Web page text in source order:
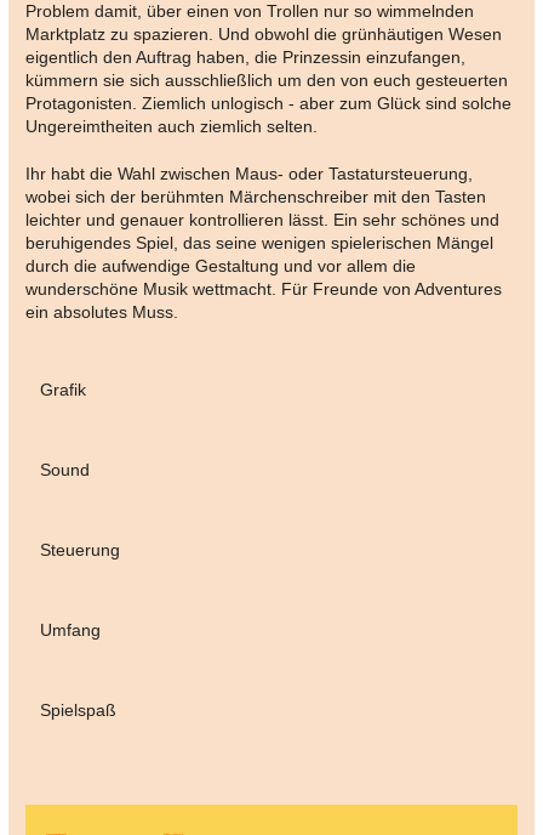
Problem damit, über einen von Trollen nur so wimmelnden
Marktplatz zu spazieren. Und obwohl die grünhäutigen Wesen
eigentlich den Auftrag haben, die Prinzessin einzufangen,
kümmern sie sich ausschließlich um den von euch gesteuerten
Protagonisten. Ziemlich unlogisch - aber zum Glück sind solche
Ungereimtheiten auch ziemlich selten.
Ihr habt die Wahl zwischen Maus- oder Tastatursteuerung,
wobei sich der berühmten Märchenschreiber mit den Tasten
leichter und genauer kontrollieren lässt. Ein sehr schönes und
beruhigendes Spiel, das seine wenigen spielerischen Mängel
durch die aufwendige Gestaltung und vor allem die
wunderschöne Musik wettmacht. Für Freunde von Adventures
ein absolutes Muss.
Grafik
Sound
Steuerung
Umfang
Spielspaß